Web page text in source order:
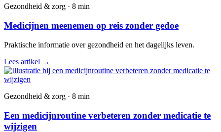
Gezondheid & zorg · 8 min
Medicijnen meenemen op reis zonder gedoe
Praktische informatie over gezondheid en het dagelijks leven.
Lees artikel →
Gezondheid & zorg · 8 min
Een medicijnroutine verbeteren zonder medicatie te
wijzigen